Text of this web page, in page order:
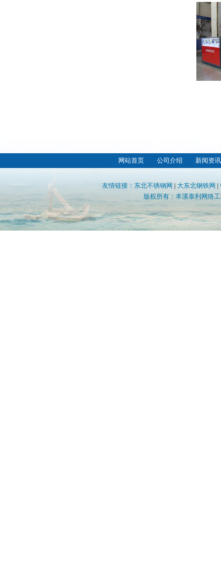
网站首页 公司介绍 新闻资讯
友情链接： 东北不锈钢网 | 大东北钢铁网 |
版权所有：本溪泰利网络